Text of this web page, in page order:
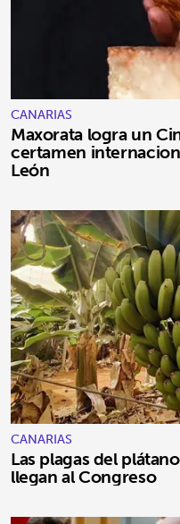
CANARIAS
Maxorata logra un
certamen
León
CANARIAS
Las plagas del
llegan al Congreso